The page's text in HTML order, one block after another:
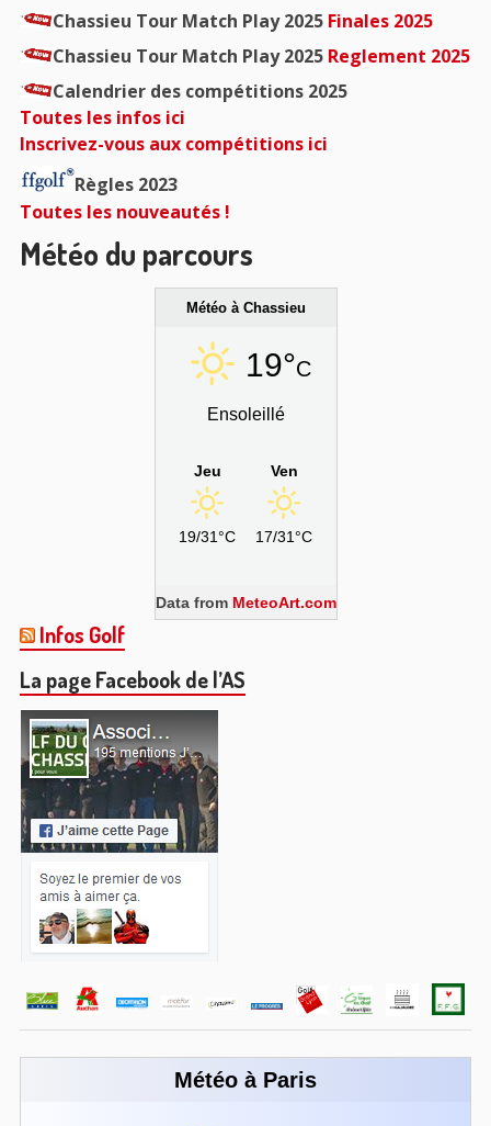
Chassieu Tour Match Play 2025 Finales 2025
Chassieu Tour Match Play 2025 Reglement 2025
Calendrier des compétitions 2025
Toutes les infos ici
Inscrivez-vous aux compétitions ici
Règles 2023
Toutes les nouveautés !
Météo du parcours
Météo à Chassieu
19°C
Ensoleillé
Jeu
19/31°C
Ven
17/31°C
Data from MeteoArt.com
Infos Golf
La page Facebook de l’AS
Météo à Paris